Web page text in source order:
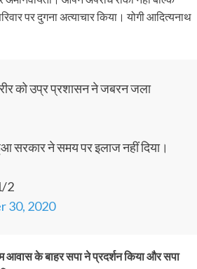
पर दुगना अत्याचार किया। योगी आदित्‍यनाथ
को उप्र प्रशासन ने जबरन जला
सरकार ने समय पर इलाज नहीं दिया।
2
30, 2020
के बाहर सपा ने प्रदर्शन किया और सपा